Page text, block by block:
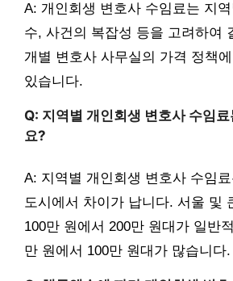
A: 개인회생 변호사 수임료는 지
수, 사건의 복잡성 등을 고려하여
개별 변호사 사무실의 가격 정책
있습니다.
Q: 지역별 개인회생 변호사 수임
요?
A: 지역별 개인회생 변호사 수임
도시에서 차이가 납니다. 서울 및
100만 원에서 200만 원대가 일반
만 원에서 100만 원대가 많습니다.